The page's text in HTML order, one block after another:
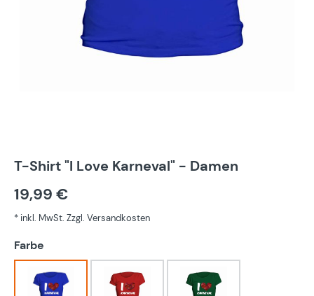
T-Shirt "I Love Karneval" - Damen
19,99 €
* inkl. MwSt. Zzgl. Versandkosten
Farbe